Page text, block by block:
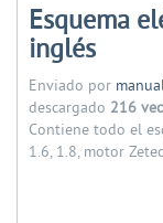
Esquema
inglés
Enviado por
descargado 216
Contiene todo el
1.6, 1.8, motor